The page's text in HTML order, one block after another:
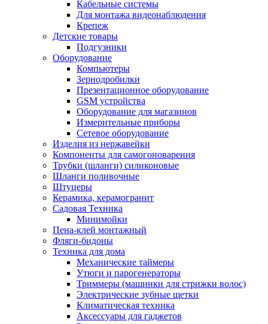
Кабельные системы
Для монтажа видеонаблюдения
Крепеж
Детские товары
Подгузники
Оборудование
Компьютеры
Зернодробилки
Презентационное оборудование
GSM устройства
Оборудование для магазинов
Измерительные приборы
Сетевое оборудование
Изделия из нержавейки
Компоненты для самогоноварения
Трубки (шланги) силиконовые
Шланги поливочные
Штуцеры
Керамика, керамогранит
Садовая Техника
Минимойки
Пена-клей монтажный
Фляги-бидоны
Техника для дома
Механические таймеры
Утюги и парогенераторы
Триммеры (машинки для стрижки волос)
Электрические зубные щетки
Климатическая техника
Аксессуары для гаджетов